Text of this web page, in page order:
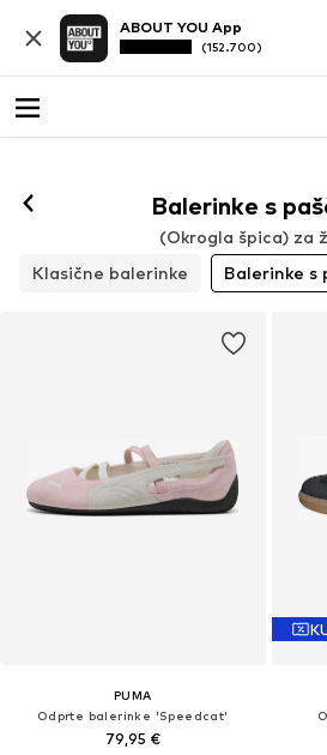
ABOUT YOU App
(152.700)
Balerinke s
(Okrogla špica) za
Klasične balerinke
Balerinke s
PUMA
Odprte balerinke 'Speedcat'
79,95 €